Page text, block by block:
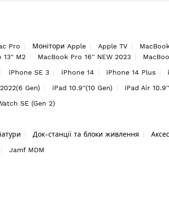
Pro Монітори Apple Apple TV
13'' M2 MacBook Pro 16'' NEW 2023
iPhone SE 3 iPhone 14 iPhone 14 Plus
Gen) iPad 10.9''(10 Gen)
iPad Air
SE (Gen 2)
Док-станції та блоки живлення
Jamf MDM